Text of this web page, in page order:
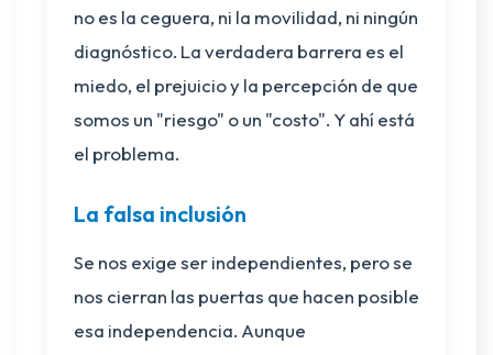
no es la ceguera, ni la movilidad, ni ningún
diagnóstico. La verdadera barrera es el
miedo, el prejuicio y la percepción de que
somos un "riesgo" o un "costo". Y ahí está
el problema.
La falsa inclusión
Se nos exige ser independientes, pero se
nos cierran las puertas que hacen posible
esa independencia. Aunque